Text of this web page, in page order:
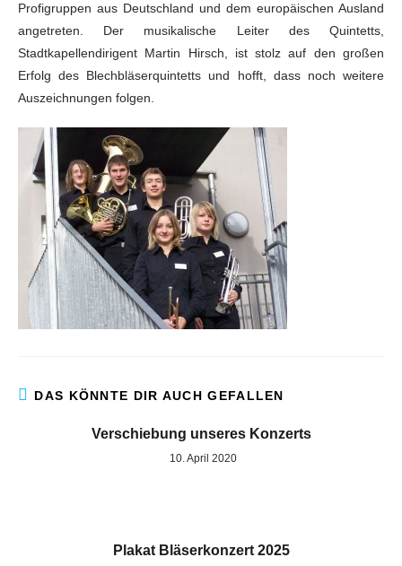
Profigruppen aus Deutschland und dem europäischen Ausland
angetreten. Der musikalische Leiter des Quintetts,
Stadtkapellendirigent Martin Hirsch, ist stolz auf den großen
Erfolg des Blechbläserquintetts und hofft, dass noch weitere
Auszeichnungen folgen.
DAS KÖNNTE DIR AUCH GEFALLEN
Verschiebung unseres Konzerts
10. April 2020
Plakat Bläserkonzert 2025